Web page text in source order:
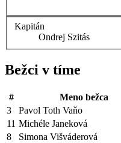
Kapitán
Ondrej Szitás
Bežci v tíme
# Meno bežca
3
Pavol Toth Vaňo
11 Michéle Janeková
8
Simona Višváderová